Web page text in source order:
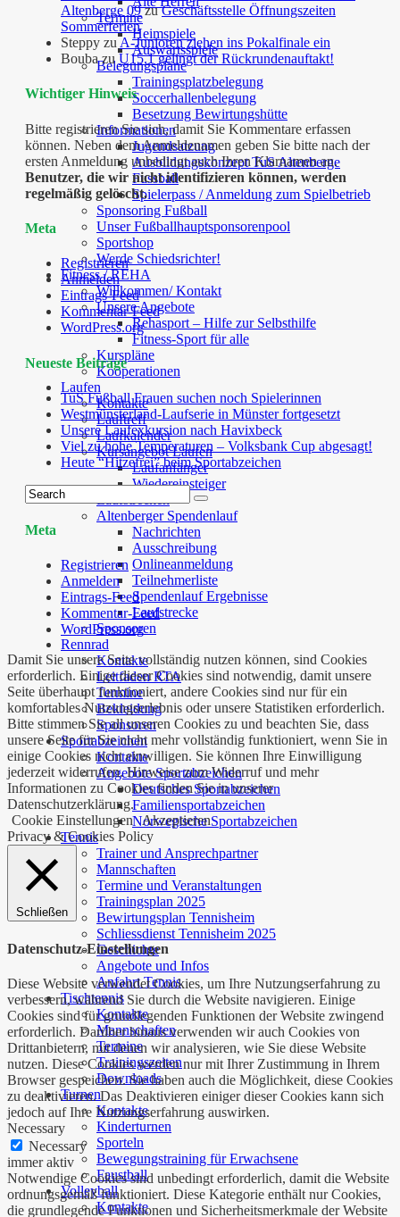
Termine
Heimspiele
Auswärtsspiele
Belegungspläne
Trainingsplatzbelegung
Soccerhallenbelegung
Besetzung Bewirtungshütte
Informationen
Jugendsatzung
Ausbildungskonzept TuS Altenberge
Fussball
Spielerpass / Anmeldung zum Spielbetrieb
Sponsoring Fußball
Unser Fußballhauptsponsorenpool
Sportshop
Werde Schiedsrichter!
Fitness / REHA
Willkommen/ Kontakt
Unsere Angebote
Rehasport – Hilfe zur Selbsthilfe
Fitness-Sport für alle
Kurspläne
Kooperationen
Laufen
Kontakte
Lauftreff
Laufkalender
Kursangebot Laufen
Laufanfänger
Wiedereinsteiger
Laufstrecken
Altenberger Spendenlauf
Nachrichten
Ausschreibung
Onlineanmeldung
Teilnehmerliste
Spendenlauf Ergebnisse
Laufstrecke
Sponsoren
Rennrad
Kontakte
Leitfaden RTA
Termine
Bekleidung
Sponsoren
Sportabzeichen
Kontakte
Angebote Sportabzeichen
Deutsches Sportabzeichen
Familiensportabzeichen
Norwegische Sportabzeichen
Tennis
Trainer und Ansprechpartner
Mannschaften
Termine und Veranstaltungen
Trainingsplan 2025
Bewirtungsplan Tennisheim
Schliessdienst Tennisheim 2025
Geschichte
Angebote und Infos
Anfahrt Tennis
Tischtennis
Kontakte
Mannschaften
Termine
Trainingszeiten
Downloads
Turnen
Kontakte
Kinderturnen
Sporteln
Bewegungstraining für Erwachsene
Faustball
Volleyball
Kontakte
Altenberge 09zuGeschäftsstelle Öffnungszeiten
Sommerferien
Steppy zu A-Junioren ziehen ins Pokalfinale ein
Boubazu U15.1 gelingt der Rückrundenauftakt!
Wichtiger Hinweis
Bitte registrieren Sie sich, damit Sie Kommentare erfassen
können. Neben dem Anmeldenamen geben Sie bitte nach der
ersten Anmeldung unbedingt auch Ihren Klarnamen an.
Benutzer, die wir nicht identifizieren können, werden
regelmäßig gelöscht.
Meta
Registrieren
Anmelden
Eintrags-Feed
Kommentar-Feed
WordPress.org
Neueste Beiträge
TuS Fußball Frauen suchen noch Spielerinnen
Westmünsterland-Laufserie in Münster fortgesetzt
Unsere Laufexkursion nach Havixbeck
Viel zu hohe Temperaturen – Volksbank Cup abgesagt!
Heute “Hitzefrei” beim Sportabzeichen
Meta
Registrieren
Anmelden
Eintrags-Feed
Kommentar-Feed
WordPress.org
Damit Sie unsere Seite vollständig nutzen können, sind Cookies
erforderlich. Einige dieser Cookies sind notwendig, damit unsere
Seite überhaupt funktioniert, andere Cookies sind nur für ein
komfortables Nutzungserlebnis oder unsere Statistiken erforderlich.
Bitte stimmen Sie all unseren Cookies zu und beachten Sie, dass
unsere Seite für Sie nicht mehr vollständig funktioniert, wenn Sie in
einige Cookies nicht einwilligen. Sie können Ihre Einwilligung
jederzeit widerrufen. Hinweise zum Widerruf und mehr
Informationen zu Cookies finden Sie in unserer
Datenschutzerklärung.
Cookie Einstellungen
Akzeptieren
Privacy & Cookies Policy
Schließen
Datenschutz-Einstellungen
Diese Website verwendet Cookies, um Ihre Nutzungserfahrung zu
verbessern, während Sie durch die Website navigieren. Einige
Cookies sind für grundlegenden Funktionen der Website zwingend
erforderlich. Darüber hinaus verwenden wir auch Cookies von
Drittanbietern, mit denen wir analysieren, wie Sie diese Website
nutzen. Diese Cookies werden nur mit Ihrer Zustimmung in Ihrem
Browser gespeichert. Sie haben auch die Möglichkeit, diese Cookies
zu deaktivieren. Das Deaktivieren einiger dieser Cookies kann sich
jedoch auf Ihre Nutzungserfahrung auswirken.
Necessary
Necessary
immer aktiv
Notwendige Cookies sind unbedingt erforderlich, damit die Website
ordnungsgemäß funktioniert. Diese Kategorie enthält nur Cookies,
die grundlegende Funktionen und Sicherheitsmerkmale der Website